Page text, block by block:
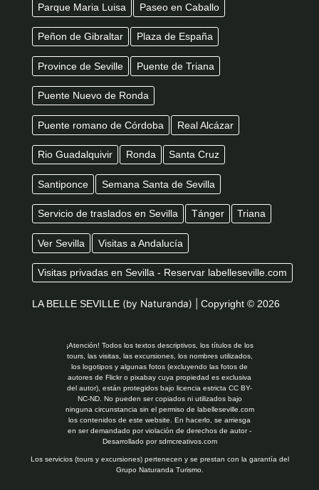
Parque Maria Luisa Paseo en Caballo
Peñon de Gibraltar Plaza de España
Province de Seville Puente de Triana
Puente Nuevo de Ronda
Puente romano de Córdoba Real Alcázar
Rio Guadalquivir Ronda Santa Cruz
Santiponce Semana Santa de Sevilla
Servicio de traslados en Sevilla Tánger Triana
Ver Sevilla Visitas a Andalucía
Visitas privadas en Sevilla - Reservar labelleseville.com
LA BELLE SEVILLE (by Naturanda) | Copyright © 2026
¡Atención! Todos los textos descriptivos, los títulos de los
tours, las visitas, las excursiones, los nombres utilizados,
los logotipos y algunas fotos (excluyendo las fotos de
autores de Flickr o pixabay cuya propiedad es exclusiva
del autor), están protegidos bajo licencia estricta CC BY-
NC-ND. No pueden ser copiados ni utilizados bajo
ninguna circunstancia sin el permiso de labelleseville.com
los contenidos de este website. En hacerlo, se arriesga
en ser demandado por violación de derechos de autor -
Desarrollado porsdmcreativos.com
Los servicios (tours y excursiones) pertenecen y se prestan con la garantía del
Grupo Naturanda Turismo.